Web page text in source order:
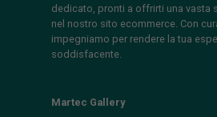
dedicato, pronti a offrirti una vasta
nel nostro sito ecommerce. Con
impegniamo per rendere la tua
soddisfacente.
Martec Gallery